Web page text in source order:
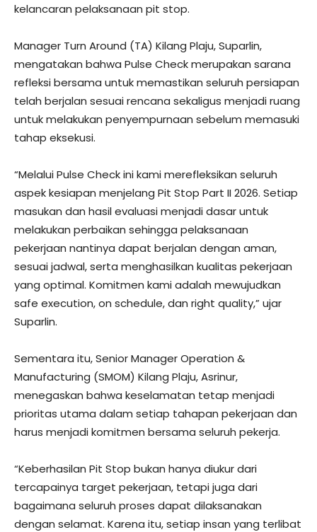
kelancaran pelaksanaan pit stop.
Manager Turn Around (TA) Kilang Plaju, Suparlin,
mengatakan bahwa Pulse Check merupakan sarana
refleksi bersama untuk memastikan seluruh persiapan
telah berjalan sesuai rencana sekaligus menjadi ruang
untuk melakukan penyempurnaan sebelum memasuki
tahap eksekusi.
“Melalui Pulse Check ini kami merefleksikan seluruh
aspek kesiapan menjelang Pit Stop Part II 2026. Setiap
masukan dan hasil evaluasi menjadi dasar untuk
melakukan perbaikan sehingga pelaksanaan
pekerjaan nantinya dapat berjalan dengan aman,
sesuai jadwal, serta menghasilkan kualitas pekerjaan
yang optimal. Komitmen kami adalah mewujudkan
safe execution, on schedule, dan right quality,” ujar
Suparlin.
Sementara itu, Senior Manager Operation &
Manufacturing (SMOM) Kilang Plaju, Asrinur,
menegaskan bahwa keselamatan tetap menjadi
prioritas utama dalam setiap tahapan pekerjaan dan
harus menjadi komitmen bersama seluruh pekerja.
“Keberhasilan Pit Stop bukan hanya diukur dari
tercapainya target pekerjaan, tetapi juga dari
bagaimana seluruh proses dapat dilaksanakan
dengan selamat. Karena itu, setiap insan yang terlibat